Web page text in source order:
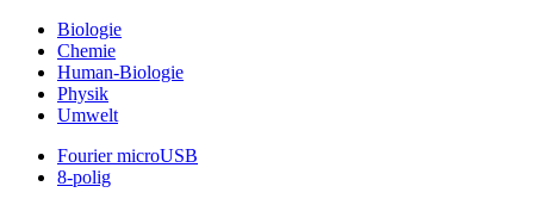
Biologie
Chemie
Human-Biologie
Physik
Umwelt
Fourier microUSB
8-polig